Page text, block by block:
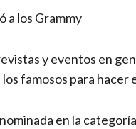
a los Grammy
y eventos en
famosos para
en la